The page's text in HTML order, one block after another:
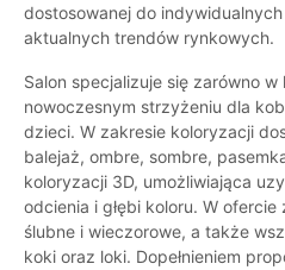
dostosowanej do
aktualnych trendów rynkowych.
Salon specjalizuje się zarówno
nowoczesnym strzyżeniu dla
dzieci. W zakresie koloryzacji
balejaż, ombre, sombre,
koloryzacji 3D, umożliwiająca
odcienia i głębi koloru. W
ślubne i wieczorowe, a także
koki oraz loki. Dopełnieniem